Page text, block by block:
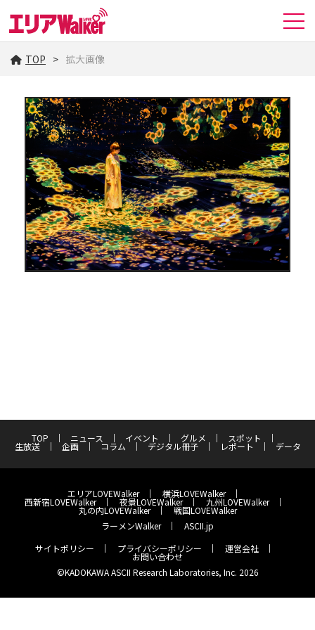
TOP 拡大画像
TOP ニュース イベント グルメ スポット
生放送 企画 コラム デジタル冊子 レポート データ
エリアLOVEWalker 横浜LOVEWalker
西新宿LOVEWalker 夜景LOVEWalker 九州LOVEWalker
丸の内LOVEWalker
戦国LOVEWalker
ラーメンWalker
ASCII.jp
サイトポリシー
プライバシーポリシー 運営会社
お問い合わせ
©KADOKAWA ASCII Research Laboratories, Inc. 2026